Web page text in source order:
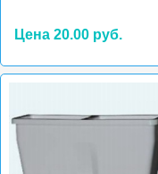
Цена 20.00 руб.